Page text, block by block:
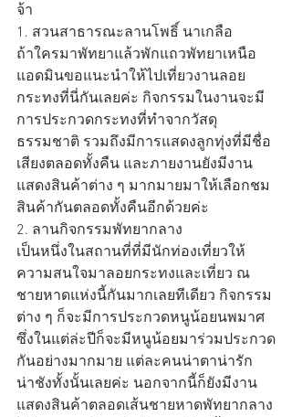
จ้า
1. สวนสาธารณะลานโพธิ์ นาเกลือ
ถ้าใครมาพัทยาแล้วพักแถวพัทยาเหนือ
แอดมินขอแนะนำให้ไปเที่ยวงานลอย
กระทงที่นี่กันเลยค่ะ กิจกรรมในงานจะมี
การประกวดกระทงที่ทำจากวัสดุ
ธรรมชาติ รวมถึงมีการแสดงลูกทุ่งที่มีชื่อ
เสียงตลอดทั้งคืน และภายงานยังมีงาน
แสดงสินค้าต่าง ๆ มากมายมาให้เลือกชม
สินค้ากันตลอดทั้งคืนอีกด้วยค่ะ
2. ลานกิจกรรมพัทยากลาง
เป็นหนึ่งในสถานที่ที่มีนักท่องเที่ยวให้
ความสนใจมาลอยกระทงและเที่ยว ณ
ชายหาดแห่งนี้กันมากเลยทีเดียว กิจกรรม
ต่าง ๆ ก็จะมีการประกวดหนูน้อยนพมาศ
ซึ่งในแต่ล่ะปีก็จะมีหนูน้อยมาร่วมประกวด
กันอย่างมากมาย แต่ละคนน่าตาน่ารัก
น่าชังทั้งนั้นเลยค่ะ นอกจากนี้ก็ยังมีงาน
แสดงสินค้าตลอดเส้นชายหาดพัทยากลาง